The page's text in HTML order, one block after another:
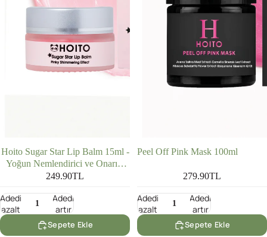
Hoito Sugar Star Lip Balm 15ml -
Yoğun Nemlendirici ve Onarıcı
Dudak Balmı
249.90TL
Adedi
azalt
Adedi
artır
Sepete Ekle
Peel Off Pink Mask 100ml
279.90TL
Adedi
azalt
Adedi
artır
Sepete Ekle